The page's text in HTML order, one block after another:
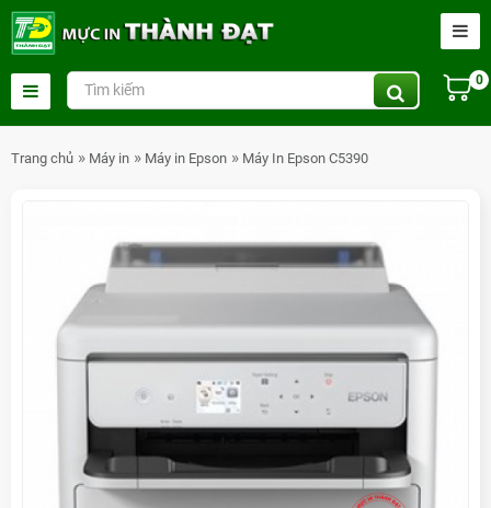
0
Trang chủ Máy in Máy in Epson Máy In Epson C5390